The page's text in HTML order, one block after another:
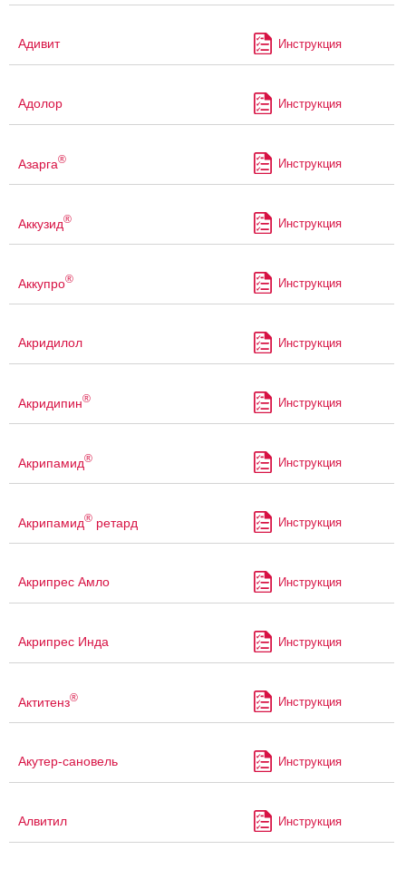
Адивит Инструкция
Адолор Инструкция
Азарга® Инструкция
Аккузид® Инструкция
Аккупро® Инструкция
Акридилол Инструкция
Акридипин® Инструкция
Акрипамид® Инструкция
Акрипамид® ретард Инструкция
Акрипрес Амло Инструкция
Акрипрес Инда Инструкция
Актитенз® Инструкция
Акутер-сановель Инструкция
Алвитил Инструкция